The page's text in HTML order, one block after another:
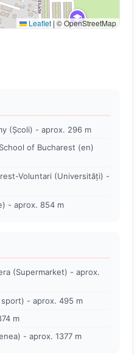
Leaflet | © OpenStreetMap
(Școli) - aprox. 296 m
of Bucharest (en)
Voluntari (Universități) -
- aprox. 854 m
(Supermarket) - aprox.
- aprox. 495 m
m
- aprox. 1377 m